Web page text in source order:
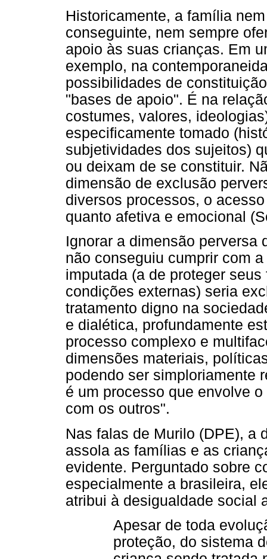
Historicamente, a família
conseguinte, nem sempre
apoio às suas crianças. Em
exemplo, na
possibilidades de
"bases de apoio". É na
costumes, valores,
especificamente tomado
subjetividades dos sujeitos)
ou deixam de se constituir.
dimensão de exclusão
diversos processos, o
quanto afetiva e emocional
Ignorar a dimensão perversa
não conseguiu cumprir com
imputada (a de proteger
condições externas) seria
tratamento digno na
e dialética, profundamente
processo complexo e
dimensões materiais,
podendo ser simploriamente
é um processo que envolve
com os outros".
Nas falas de Murilo (DPE), a
assola as famílias e as
evidente. Perguntado sobre
especialmente a brasileira,
atribui à desigualdade social
Apesar de toda
proteção, do sistema